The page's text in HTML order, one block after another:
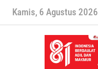
Kamis, 6 Agustus 2026